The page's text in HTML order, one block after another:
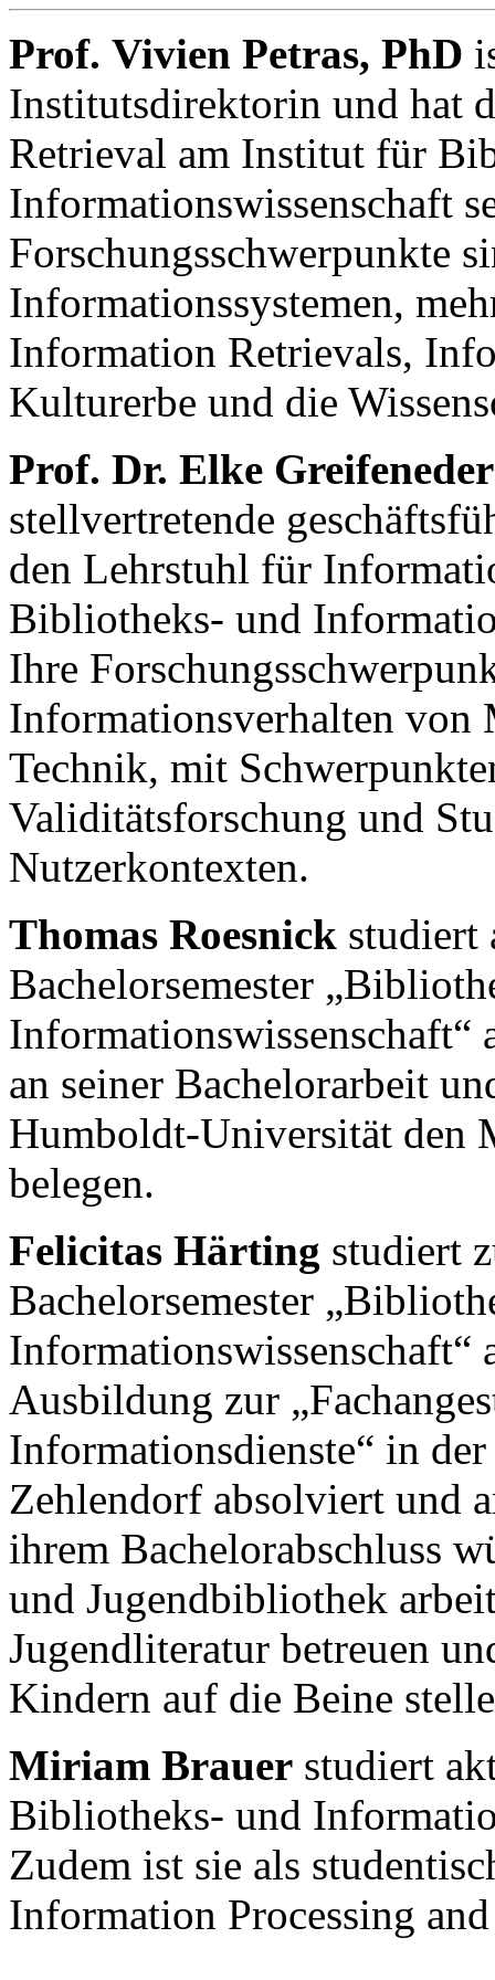
Prof. Vivien Petras, PhD
Institutsdirektorin und hat
Retrieval am Institut für
Informationswissenschaft
Forschungsschwerpunkte
Informationssystemen,
Information Retrievals,
Kulturerbe und die
Prof. Dr. Elke Greifeneder
stellvertretende
den Lehrstuhl für
Bibliotheks- und
Ihre
Informationsverhalten von
Technik, mit
Validitätsforschung und
Nutzerkontexten.
Thomas Roesnick studiert
Bachelorsemester
an seiner Bachelorarbeit
Humboldt-Universität den
belegen.
Felicitas Härting studiert
Bachelorsemester
Informationswissenschaft“
Ausbildung zur
Informationsdienste“ in
Zehlendorf absolviert und
ihrem Bachelorabschluss
und Jugendbibliothek
Jugendliteratur betreuen
Kindern auf die Beine
Miriam Brauer studiert
Bibliotheks- und
Zudem ist sie als
Information Processing